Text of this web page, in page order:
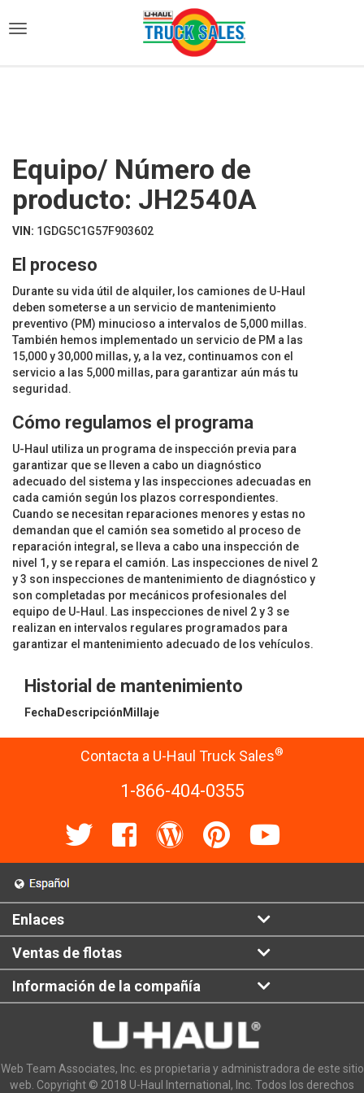
Equipo/ Número de
producto: JH2540A
VIN: 1GDG5C1G57F903602
El proceso
Durante su vida útil de alquiler, los camiones de U-Haul
deben someterse a un servicio de mantenimiento
preventivo (PM) minucioso a intervalos de 5,000 millas.
También hemos implementado un servicio de PM a las
15,000 y 30,000 millas, y, a la vez, continuamos con el
servicio a las 5,000 millas, para garantizar aún más tu
seguridad.
Cómo regulamos el programa
U-Haul utiliza un programa de inspección previa para
garantizar que se lleven a cabo un diagnóstico
adecuado del sistema y las inspecciones adecuadas en
cada camión según los plazos correspondientes.
Cuando se necesitan reparaciones menores y estas no
demandan que el camión sea sometido al proceso de
reparación integral, se lleva a cabo una inspección de
nivel 1, y se repara el camión. Las inspecciones de nivel 2
y 3 son inspecciones de mantenimiento de diagnóstico y
son completadas por mecánicos profesionales del
equipo de U-Haul. Las inspecciones de nivel 2 y 3 se
realizan en intervalos regulares programados para
garantizar el mantenimiento adecuado de los vehículos.
Historial de mantenimiento
Fecha Descripción Millaje
Contacta a U-Haul Truck Sales®
1-866-404-0355
Enlaces
Ventas de flotas
Información de la compañía
Web Team Associates, Inc. es propietaria y administradora de este sitio
web. Copyright © 2018 U-Haul International, Inc. Todos los derechos